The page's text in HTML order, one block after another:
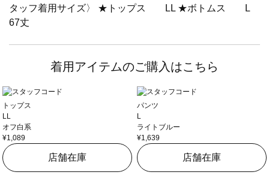
タッフ着用サイズ〉 ★トップス LL ★ボトムス L
67丈
着用アイテムのご購入はこちら
トップス
LL
オフ白系
¥1,089
店舗在庫
パンツ
L
ライトブルー
¥1,639
店舗在庫